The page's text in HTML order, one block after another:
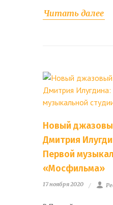
Читать далее
Новый
Дмитрия
Первой
«Мосфильма»
17 ноября 2020